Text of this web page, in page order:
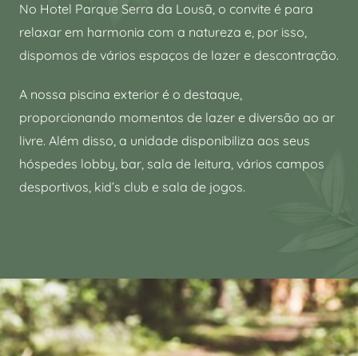
No Hotel Parque Serra da Lousã, o convite é para
relaxar em harmonia com a natureza e, por isso,
dispomos de vários espaços de lazer e descontração.
A nossa piscina exterior é o destaque,
proporcionando momentos de lazer e diversão ao ar
livre. Além disso, a unidade disponibiliza aos seus
hóspedes lobby, bar, sala de leitura, vários campos
desportivos, kid’s club e sala de jogos.